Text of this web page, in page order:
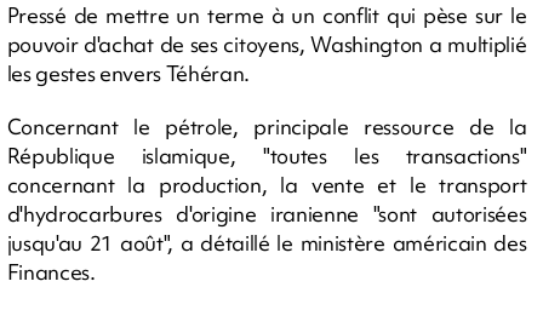
Pressé de mettre un terme à un conflit qui pèse sur le
pouvoir d'achat de ses citoyens, Washington a multiplié
les gestes envers Téhéran.
Concernant le pétrole, principale ressource de la
République islamique, "toutes les transactions"
concernant la production, la vente et le transport
d'hydrocarbures d'origine iranienne "sont autorisées
jusqu'au 21 août", a détaillé le ministère américain des
Finances.